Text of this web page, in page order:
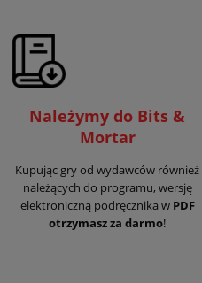
Należymy do Bits &
Mortar
Kupując gry od wydawców również
należących do programu, wersję
elektroniczną podręcznika w PDF
otrzymasz za darmo!